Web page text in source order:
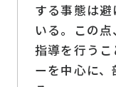
する事態は
いる。この
指導を行う
ーを中心に